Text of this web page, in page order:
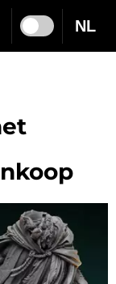
NL